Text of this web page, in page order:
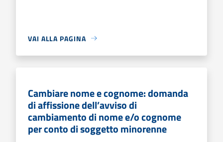
VAI ALLA PAGINA
Cambiare nome e cognome: domanda
di affissione dell’avviso di
cambiamento di nome e/o cognome
per conto di soggetto minorenne